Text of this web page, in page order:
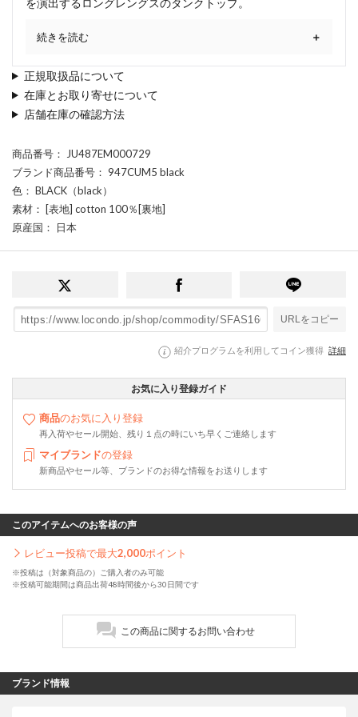
続きを読む
正規取扱品について
在庫とお取り寄せについて
店舗在庫の確認方法
商品番号 ： JU487EM000729
ブランド商品番号 ： 947CUM5 black
色 ： BLACK（black）
素材 ： [表地] cotton 100％[裏地]
原産国 ： 日本
URLをコピー
紹介プログラムを利用してコイン獲得 詳細
お気に入り登録ガイド
商品のお気に入り登録
再入荷やセール開始、残り１点の時にいち早くご連絡します
マイブランドの登録
新商品やセール等、ブランドのお得な情報をお送りします
このアイテムへのお客様の声
レビュー投稿で最大2,000ポイント
※投稿は（対象商品の）ご購入者のみ可能
※投稿可能期間は商品出荷48時間後から30日間です
この商品に関するお問い合わせ
ブランド情報